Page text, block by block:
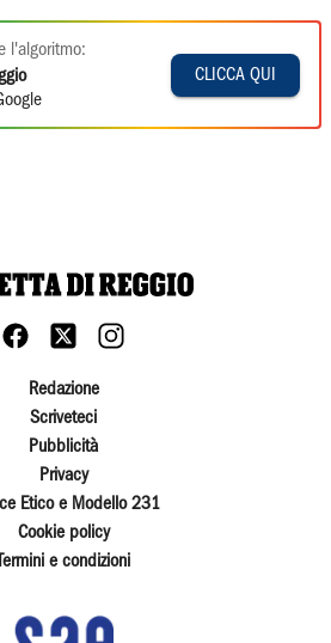
l'algoritmo:
CLICCA QUI
Redazione
Scriveteci
Pubblicità
Privacy
Etico e Modello 231
Cookie policy
Termini e condizioni